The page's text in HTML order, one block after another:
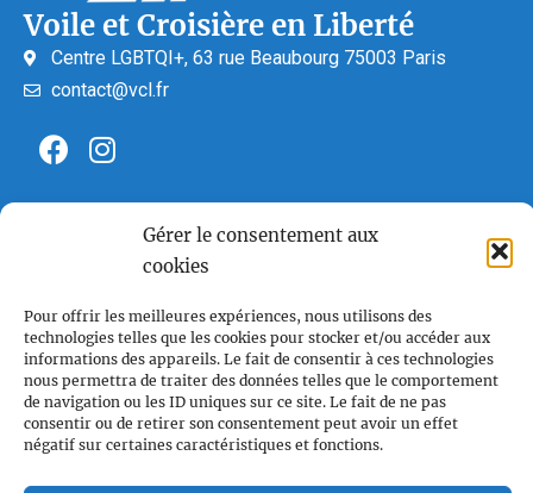
Gérer le consentement aux
cookies
Pour offrir les meilleures expériences, nous utilisons des
technologies telles que les cookies pour stocker et/ou accéder aux
informations des appareils. Le fait de consentir à ces technologies
nous permettra de traiter des données telles que le comportement
de navigation ou les ID uniques sur ce site. Le fait de ne pas
consentir ou de retirer son consentement peut avoir un effet
négatif sur certaines caractéristiques et fonctions.
Voile et Croisière en Liberté
Centre LGBTQI+, 63 rue Beaubourg 75003 Paris
contact@vcl.fr